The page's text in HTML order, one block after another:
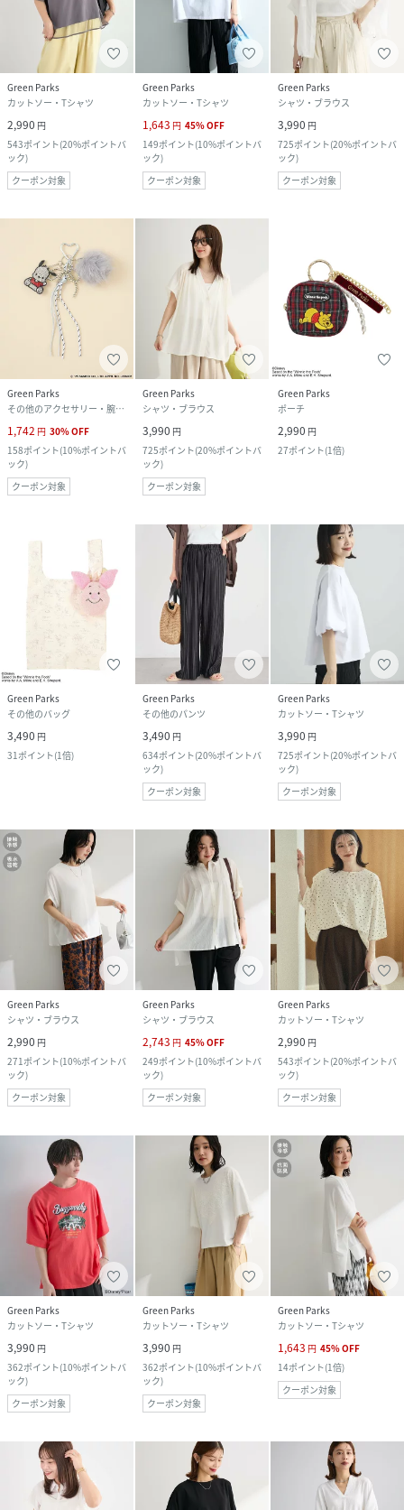
Green Parks
カットソー・Tシャツ
2,990 円
543ポイント(20%ポイントバ
ック)
クーポン対象
Green Parks
カットソー・Tシャツ
1,643 円 45%OFF
149ポイント(10%ポイントバ
ック)
クーポン対象
Green Parks
シャツ・ブラウス
3,990 円
725ポイント(20%ポイントバ
ック)
クーポン対象
Green Parks
その他のアクセサリー・腕時計
1,742 円 30%OFF
158ポイント(10%ポイントバ
ック)
クーポン対象
Green Parks
シャツ・ブラウス
3,990 円
725ポイント(20%ポイントバ
ック)
クーポン対象
Green Parks
ポーチ
2,990 円
27ポイント(1倍)
Green Parks
その他のバッグ
3,490 円
31ポイント(1倍)
Green Parks
その他のパンツ
3,490 円
634ポイント(20%ポイントバ
ック)
クーポン対象
Green Parks
カットソー・Tシャツ
3,990 円
725ポイント(20%ポイントバ
ック)
クーポン対象
Green Parks
シャツ・ブラウス
2,990 円
271ポイント(10%ポイントバ
ック)
クーポン対象
Green Parks
シャツ・ブラウス
2,743 円 45%OFF
249ポイント(10%ポイントバ
ック)
クーポン対象
Green Parks
カットソー・Tシャツ
2,990 円
543ポイント(20%ポイントバ
ック)
クーポン対象
Green Parks
カットソー・Tシャツ
3,990 円
362ポイント(10%ポイントバ
ック)
クーポン対象
Green Parks
カットソー・Tシャツ
3,990 円
362ポイント(10%ポイントバ
ック)
クーポン対象
Green Parks
カットソー・Tシャツ
1,643 円 45%OFF
14ポイント(1倍)
クーポン対象